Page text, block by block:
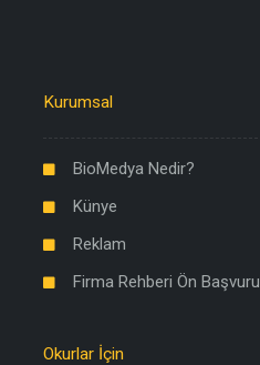
Kurumsal
BioMedya Nedir?
Künye
Reklam
Firma Rehberi Ön Başvuru
Okurlar İçin